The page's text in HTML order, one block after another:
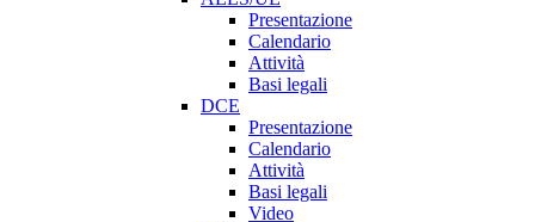
Presentazione
Calendario
Attività
Basi legali
DCE
Presentazione
Calendario
Attività
Basi legali
Video